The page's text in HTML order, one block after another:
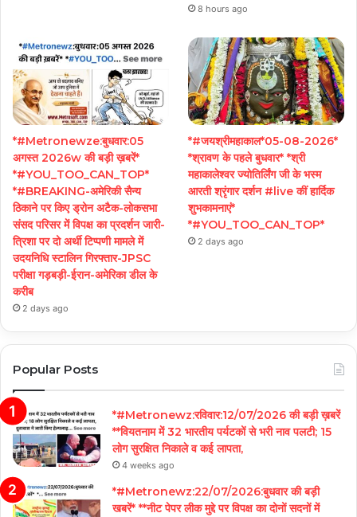
8 hours ago
*#Metronewze:बुधवार:05
अगस्त 2026w की बड़ी ख़बरें*
*#YOU_TOO_CAN_TOP*
*#BREAKING-अमेरिकी सैन्य
ठिकाने पर किए ड्रोन अटैक-लोकसभा
संसद परिसर में विपक्ष का प्रदर्शन जारी-
त्रिशा पर दो अर्थी टिप्पणी मामले में
उदयनिधि स्टालिन गिरफ्तार-JPSC
परीक्षा गड़बड़ी-ईरान-अमेरिका डील के
करीब
2 days ago
*#जयश्रीमहाकाल*05-08-2026*
*श्रावण के पहले बुधवार* *श्री
महाकालेश्वर ज्योतिर्लिंग जी के भस्म
आरती श्रृंगार दर्शन #live कीं हार्दिक
शुभकामनाएं*
*#YOU_TOO_CAN_TOP*
2 days ago
Popular Posts
*#Metronewz:रविवार:12/07/2026 की बड़ी ख़बरें
**वियतनाम में 32 भारतीय पर्यटकों से भरी नाव पलटी; 15
लोग सुरक्षित निकाले व कई लापता,
4 weeks ago
*#Metronewz:22/07/2026:बुधवार की बड़ी
खबरें* **नीट पेपर लीक मुद्दे पर विपक्ष का दोनों सदनों में